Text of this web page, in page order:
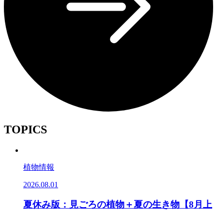
TOPICS
植物情報
2026.08.01
夏休み版：見ごろの植物＋夏の生き物【8月上